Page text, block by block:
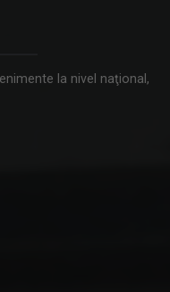
...
la nivel naţional,